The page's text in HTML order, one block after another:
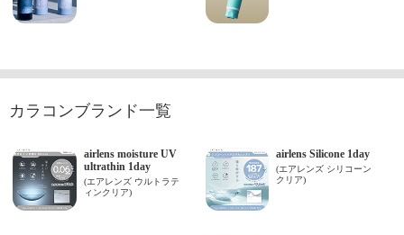
カラコンブランド一覧